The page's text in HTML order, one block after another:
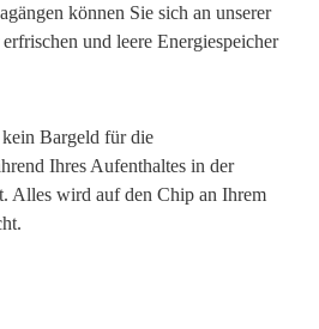
können Sie sich an unserer
und leere Energiespeicher
Bargeld für die
Ihres Aufenthaltes in der
Alles wird auf den Chip an Ihrem